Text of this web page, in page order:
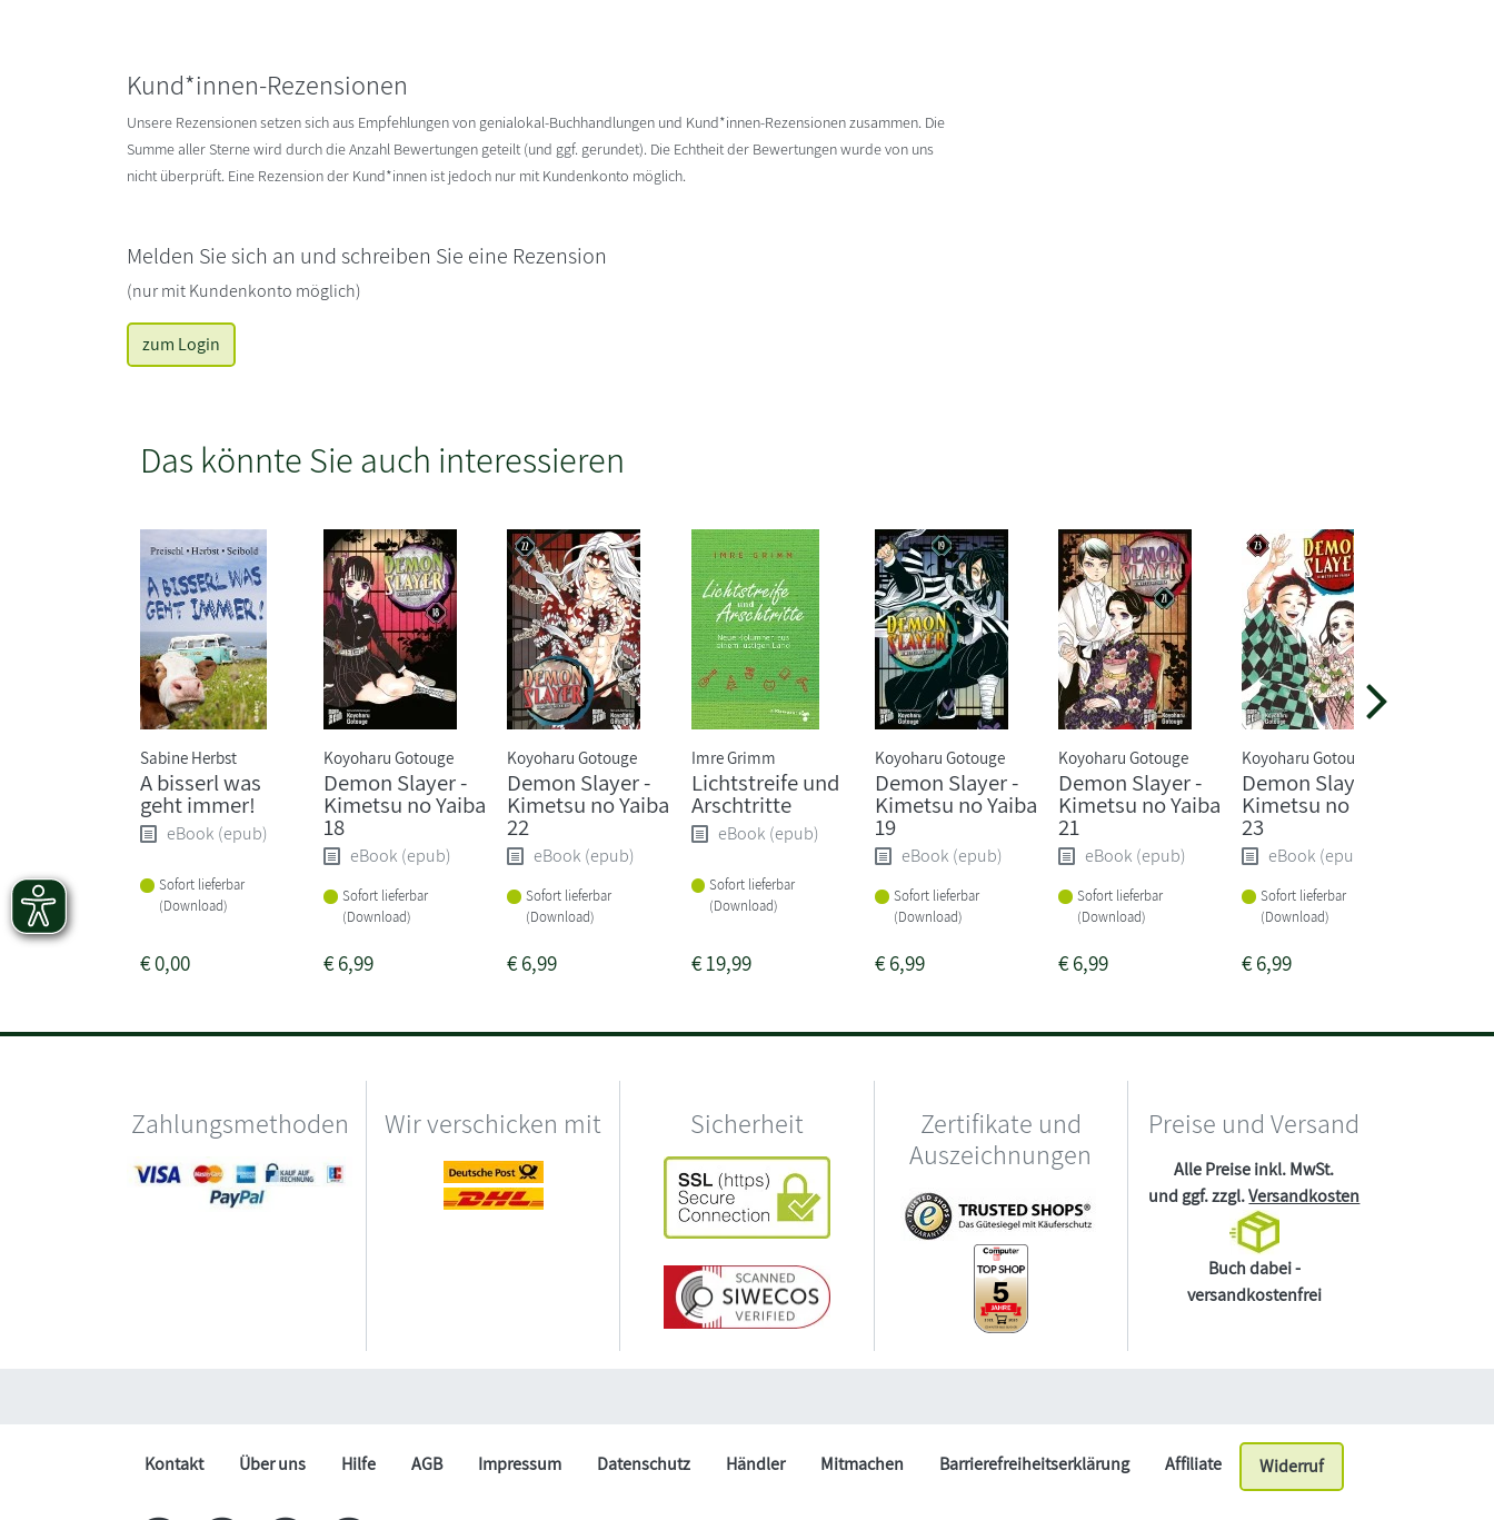
Kund*innen-Rezensionen
Unsere Rezensionen setzen sich aus Empfehlungen von genialokal-Buchhandlungen und Kund*innen-Rezensionen zusammen. Die
Summe aller Sterne wird durch die Anzahl Bewertungen geteilt (und ggf. gerundet). Die Echtheit der Bewertungen wurde von uns
nicht überprüft. Eine Rezension der Kund*innen ist jedoch nur mit Kundenkonto möglich.
Melden Sie sich an und schreiben Sie eine Rezension
(nur mit Kundenkonto möglich)
zum Login
Das könnte Sie auch interessieren
Sabine Herbst
A bisserl was
geht immer!
eBook (epub)
Sofort lieferbar
(Download)
€0,00
Koyoharu Gotouge
Demon Slayer -
Kimetsu no Yaiba
18
eBook (epub)
Sofort lieferbar
(Download)
€6,99
Koyoharu Gotouge
Demon Slayer -
Kimetsu no Yaiba
22
eBook (epub)
Sofort lieferbar
(Download)
€6,99
Imre Grimm
Lichtstreife und
Arschtritte
eBook (epub)
Sofort lieferbar
(Download)
€19,99
Koyoharu Gotouge
Demon Slayer -
Kimetsu no Yaiba
19
eBook (epub)
Sofort lieferbar
(Download)
€6,99
Koyoharu Gotouge
Demon Slayer -
Kimetsu no Yaiba
21
eBook (epub)
Sofort lieferbar
(Download)
€6,99
Koyoharu Gotouge
Demon Slayer -
Kimetsu no Yaiba
23
eBook (epub)
Sofort lieferbar
(Download)
€6,99
Zahlungsmethoden Wir verschicken mit Sicherheit
Zertifikate und
Auszeichnungen
Preise und Versand
Alle Preise inkl. MwSt.
und ggf. zzgl.Versandkosten
Buch dabei -
versandkostenfrei
Kontakt Über uns Hilfe AGB Impressum Datenschutz Händler Mitmachen Barrierefreiheitserklärung Affiliate Widerruf